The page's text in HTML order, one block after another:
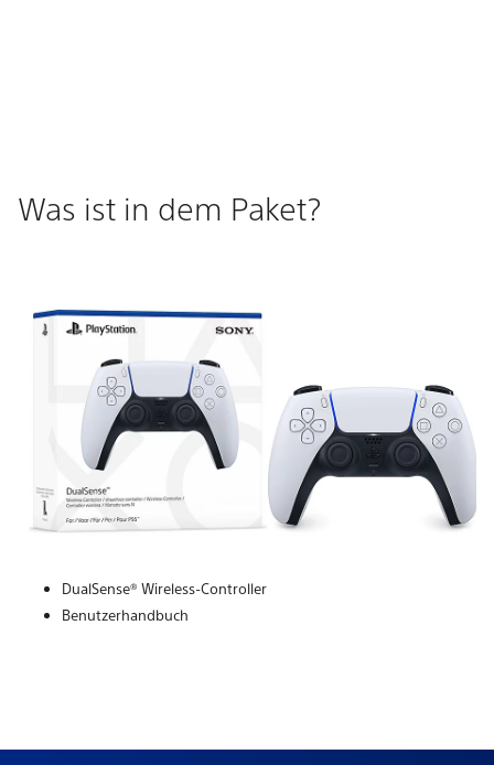
Was ist in dem Paket?
DualSense® Wireless-Controller
Benutzerhandbuch